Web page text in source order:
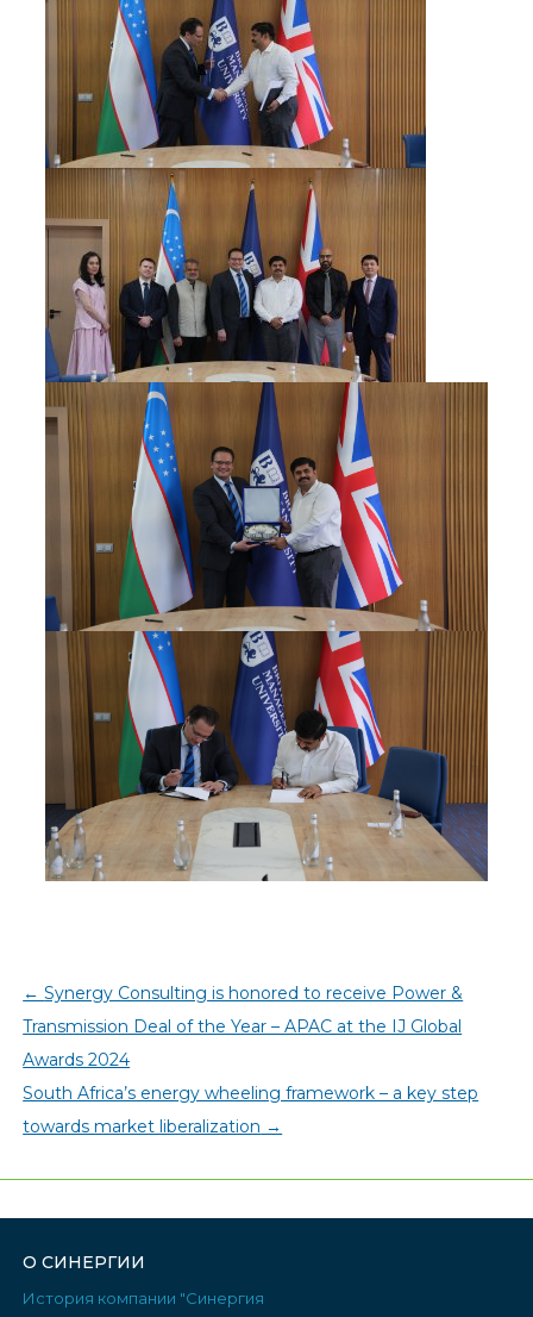
←Synergy Consulting is honored to receive Power &
Transmission Deal of the Year – APAC at the IJ Global
Awards 2024
South Africa’s energy wheeling framework – a key step
towards market liberalization →
О СИНЕРГИИ
История компании "Синергия